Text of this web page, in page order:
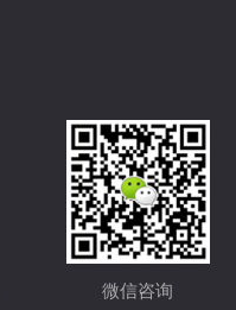
微信咨询